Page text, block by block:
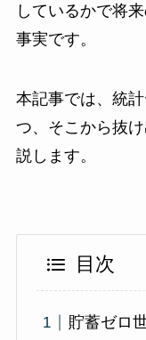
しているかで将
事実です。
本記事では、統
つ、そこから抜
説します。
目次
貯蓄ゼロ